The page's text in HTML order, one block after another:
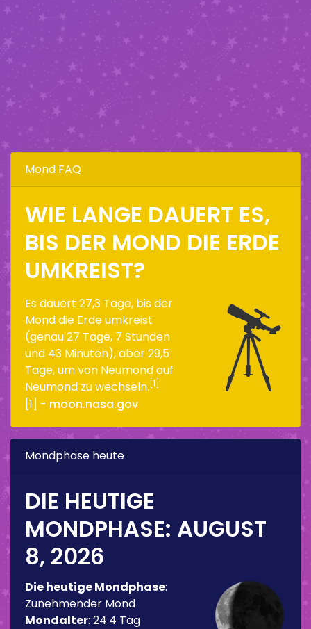
Mond FAQ
WIE LANGE DAUERT ES,
BIS DER MOND DIE ERDE
UMKREIST?
Es dauert 27,3 Tage, bis der
Mond die Erde umkreist
(genau 27 Tage, 7 Stunden
und 43 Minuten), aber 29,5
Tage, um von Neumond auf
Neumond zu wechseln. [1]
[1] - moon.nasa.gov
Mondphase heute
DIE HEUTIGE
MONDPHASE: AUGUST
8, 2026
Die heutige Mondphase:
Zunehmender Mond
Mondalter: 24.4 Tag